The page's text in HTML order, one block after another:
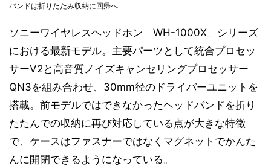
バンドは折りたたみ収納に回帰へ
ソニーワイヤレスヘッドホン「WH-1000X」シリーズ
における最新モデル。主要パーツとして統合プロセッ
サーV2と高音質ノイズキャンセリングプロセッサー
QN3を組み合わせ、30mm径のドライバーユニットを
搭載。前モデルではできなかったヘッドバンドを折り
たたんでの収納に再び対応している点が大きな特徴
で、ケースはファスナーではなくマグネットでかんた
んに開閉できるようになっている。